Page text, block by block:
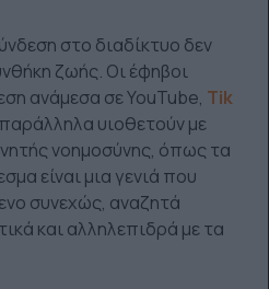
στο διαδίκτυο δεν
ζωής. Οι έφηβοι
ανάμεσα σε YouTube, Tik
υιοθετούν με
νοημοσύνης, όπως τα
είναι μια γενιά που
συνεχώς, αναζητά
και αλληλεπιδρά με τα